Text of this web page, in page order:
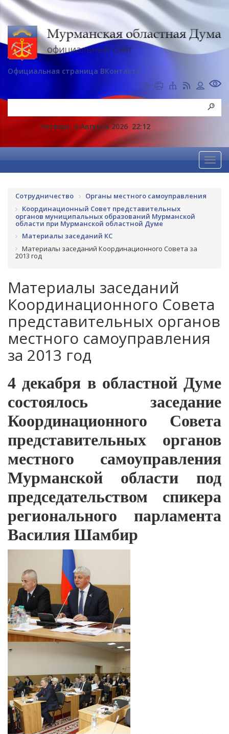
Официальная страница ВКонтакте
Четверг, 6 Августа 2026 22:12
Сотрудничество
Органы местного самоуправления
Координационный Совет представительных
органов муниципальных образований Мурманской
области при Мурманской областной Думе
Материалы заседаний КС
Материалы заседаний Координационного Совета за
2013 год
Материалы заседаний
Координационного Совета
представительных органов
местного самоуправления
за 2013 год
4 декабря в областной Думе
состоялось заседание
Координационного Совета
представительных органов
местного самоуправления
Мурманской области под
председательством спикера
регионального парламента
Василия Шамбир